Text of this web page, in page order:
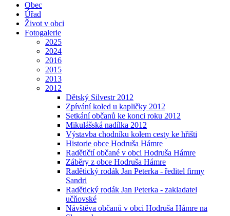
Obec
Úřad
Život v obci
Fotogalerie
2025
2024
2016
2015
2013
2012
Dětský Silvestr 2012
Zpívání koled u kapličky 2012
Setkání občanů ke konci roku 2012
Mikulášská nadílka 2012
Výstavba chodníku kolem cesty ke hřišti
Historie obce Hodruša Hámre
Radětičtí občané v obci Hodruša Hámre
Záběry z obce Hodruša Hámre
Radětický rodák Jan Peterka - ředitel firmy
Sandri
Radětický rodák Jan Peterka - zakladatel
učňovské
Návštěva občanů v obci Hodruša Hámre na